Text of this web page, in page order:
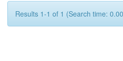
Results 1-1 of 1 (Search time: